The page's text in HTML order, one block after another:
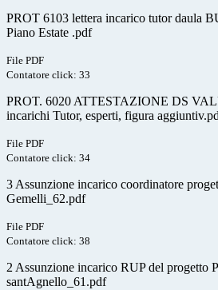
PROT 6103 lettera incarico tutor daula
Piano Estate .pdf
File PDF
Contatore click: 33
PROT. 6020 ATTESTAZIONE DS
incarichi Tutor, esperti, figura
File PDF
Contatore click: 34
3 Assunzione incarico coordinatore
Gemelli_62.pdf
File PDF
Contatore click: 38
2 Assunzione incarico RUP del progetto
santAgnello_61.pdf